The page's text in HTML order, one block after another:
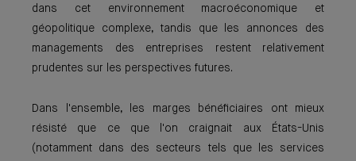
dans cet environnement macroéconomique et
géopolitique complexe, tandis que les annonces des
managements des entreprises restent relativement
prudentes sur les perspectives futures.
Dans l'ensemble, les marges bénéficiaires ont mieux
résisté que ce que l'on craignait aux États-Unis
(notamment dans des secteurs tels que les services